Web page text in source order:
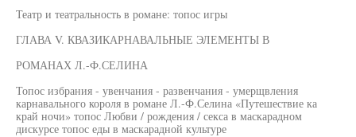
Театр и театральность в романе: топос игры
ГЛАВА V. КВАЗИКАРНАВАЛЬНЫЕ ЭЛЕМЕНТЫ В
РОМАНАХ Л.-Ф.СЕЛИНА
Топос избрания - увенчания - развенчания - умерщвления
карнавального короля в романе Л.-Ф.Селина «Путешествие ка
край ночи» топос Любви / рождения / секса в маскарадном
дискурсе топос еды в маскарадной культуре